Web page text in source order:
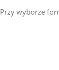
Przy wyborze